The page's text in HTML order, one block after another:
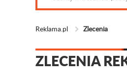
Reklama.pl Zlecenia
ZLECENIA